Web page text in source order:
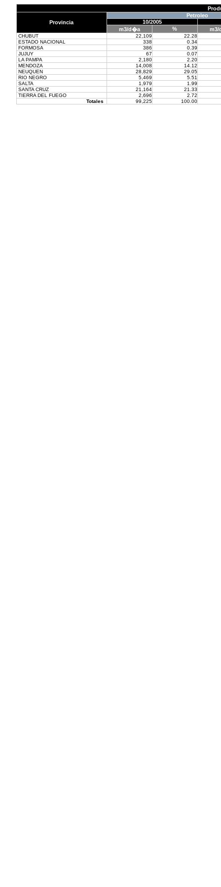
Provincia
Petroleo
10/2005
m3/d�a
%
CHUBUT 22,109
22.28
ESTADO NACIONAL
338
0.34
FORMOSA
386
0.39
JUJUY
67
0.07
LA PAMPA
2,180
2.20
MENDOZA
14,008
14.12
NEUQUEN
28,829
29.05
RIO NEGRO
5,469
5.51
SALTA
1,979
1.99
SANTA CRUZ
21,164
21.33
TIERRA DEL FUEGO
2,696
2.72
Totales
99,225 100.00